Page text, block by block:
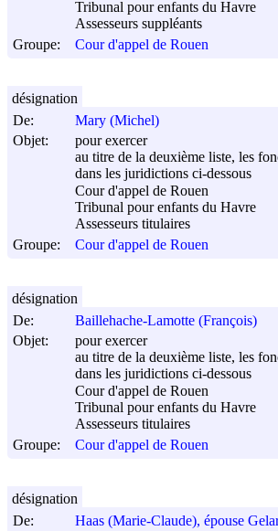
Tribunal pour enfants du Havre
Assesseurs suppléants
Groupe:
Cour d'appel de Rouen
De:
Mary (Michel)
Objet:
pour exercer
au titre de la deuxième liste, les
dans les juridictions ci-dessous
Cour d'appel de Rouen
Tribunal pour enfants du Havre
Assesseurs titulaires
Groupe:
Cour d'appel de Rouen
désignation
De:
Baillehache-Lamotte (François)
Objet:
pour exercer
au titre de la deuxième liste, les
dans les juridictions ci-dessous
Cour d'appel de Rouen
Tribunal pour enfants du Havre
Assesseurs titulaires
Groupe:
Cour d'appel de Rouen
désignation
De:
Haas (Marie-Claude), épouse
désignation